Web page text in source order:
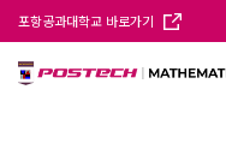
포항공과대학교 바로가기